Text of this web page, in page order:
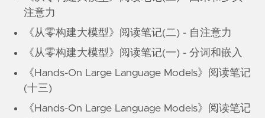
注意力
《从零构建大模型》阅读笔记(二) - 自注意力
《从零构建大模型》阅读笔记(一) - 分词和嵌入
《Hands-On Large Language Models》阅读笔记
(十三)
《Hands-On Large Language Models》阅读笔记